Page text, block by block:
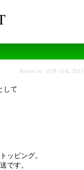
Posted on: 10月 11th, 2011
して
ッピング。
です。